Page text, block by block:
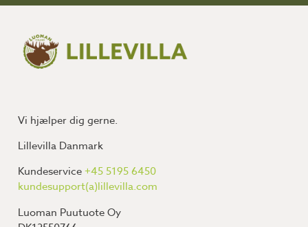
Vi hjælper dig gerne.
Lillevilla Danmark
Kundeservice+45 5195 6450
kundesupport(a)lillevilla.com
Luoman Puutuote Oy